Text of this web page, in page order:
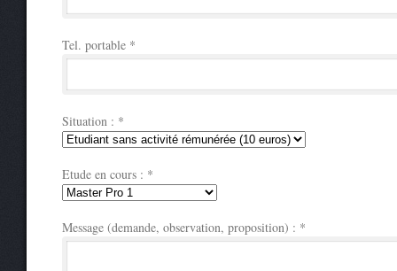
Tel. portable *
Situation : *
Etude en cours : *
Message (demande, observation, proposition) : *